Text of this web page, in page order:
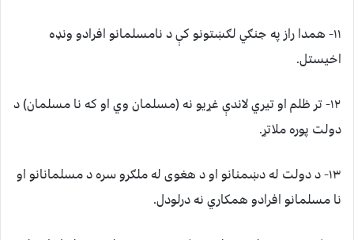
١١- همدا راز په جنګي لګښتونو کې د نامسلمانو افرادو ونډه
اخيستل.
١٢- تر ظلم او تيري لاندې غړيو نه (مسلمان وي او که نا مسلمان) د
دولت پوره ملاتړ.
١٣- د دولت له دښمنانو او د هغوى له ملګرو سره د مسلمانانو او
نا مسلمانو افرادو همکاري نه درلودل.